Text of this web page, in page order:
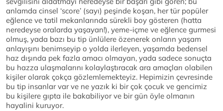
anlamda cinsel ‘score’ (sayı) peşinde koşan, her tür popüler
eğlence ve tatil mekanlarında sürekli boy gösteren (hatta
neredeyse oralarda yaşayan!), yeme-içme ve eğlence gurmesi
olmuş, yada bazı bu tip ünlülere özenerek onların yaşam
anlayışını benimseyip o yolda ilerleyen, yaşamda bedensel
haz dışında pek fazla amacı olmayan, yada sadece sonuçta
bu hazza ulaşmalarını kolaylaştıracak ara amaçları olabilen
kişiler olarak çokça gözlemlemekteyiz. Hepimizin çevresinde
bu tip insanlar var ve ne yazık ki bir çok çocuk ve gencimiz
bu kişilere gıpta ile bakabiliyor ve bir gün öyle olmanın
hayalini kuruyor.